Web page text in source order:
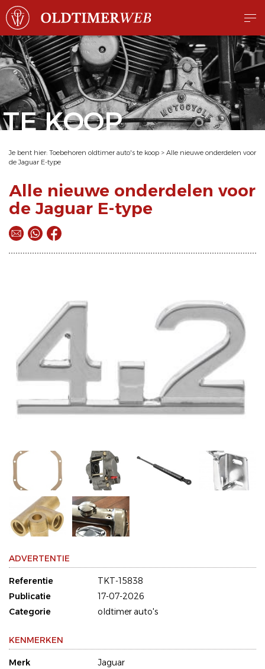
TE KOOP
Je bent hier: Toebehoren oldtimer auto's te koop > Alle nieuwe onderdelen voor
de Jaguar E-type
Alle nieuwe onderdelen voor
de Jaguar E-type
ADVERTENTIE
Referentie
TKT-15838
Publicatie
17-07-2026
Categorie
oldtimer auto's
KENMERKEN
Merk
Jaguar